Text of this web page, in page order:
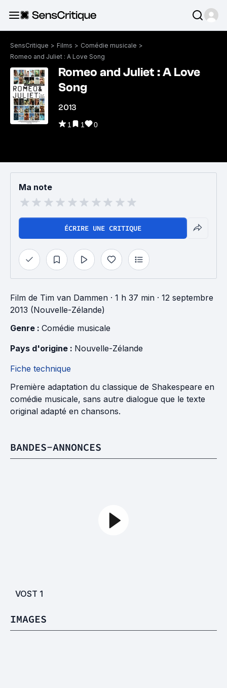
SensCritique > Films > Comédie musicale >
Romeo and Juliet : A Love Song
Romeo and Juliet : A Love
Song
2013
1 1 0
Ma note
ÉCRIRE UNE CRITIQUE
Film de Tim van Dammen · 1 h 37 min · 12 septembre
2013 (Nouvelle-Zélande)
Genre : Comédie musicale
Pays d'origine : Nouvelle-Zélande
Fiche technique
Première adaptation du classique de Shakespeare en
comédie musicale, sans autre dialogue que le texte
original adapté en chansons.
BANDES-ANNONCES
VOST 1
IMAGES